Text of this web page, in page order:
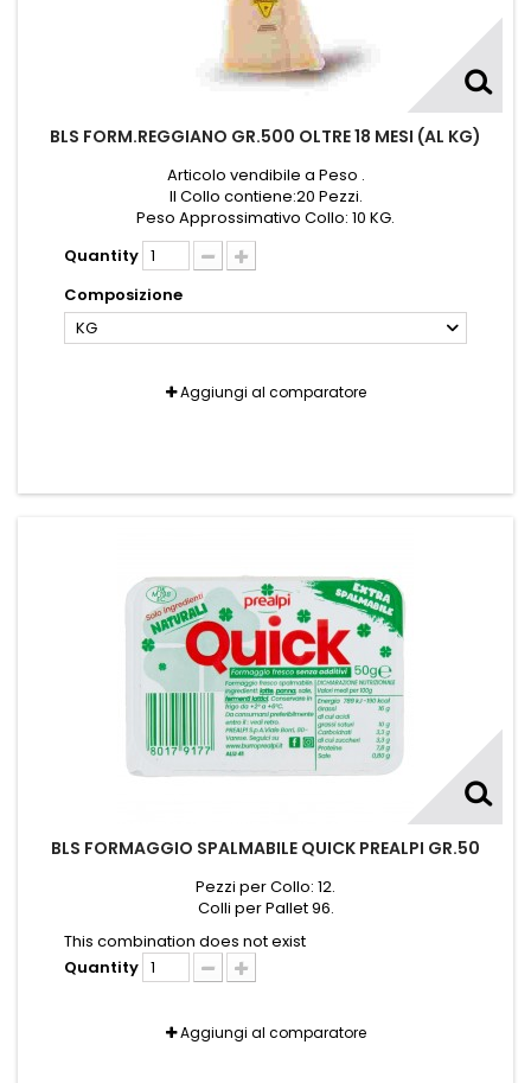
BLS FORM.REGGIANO GR.500 OLTRE 18 MESI (AL KG)
Articolo vendibile a Peso .
Il Collo contiene:20 Pezzi.
Peso Approssimativo Collo: 10 KG.
Quantity
Composizione
KG
Aggiungi al comparatore
BLS FORMAGGIO SPALMABILE QUICK PREALPI GR.50
Pezzi per Collo: 12.
Colli per Pallet 96.
This combination does not exist
Quantity
Aggiungi al comparatore